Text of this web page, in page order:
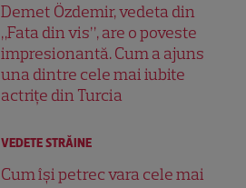
Demet Özdemir, vedeta din
„Fata din vis”, are o poveste
impresionantă. Cum a ajuns
una dintre cele mai iubite
actrițe din Turcia
VEDETE STRĂINE
Cum își petrec vara cele mai